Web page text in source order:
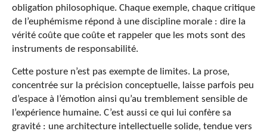
obligation philosophique. Chaque exemple, chaque critique
de l’euphémisme répond à une discipline morale : dire la
vérité coûte que coûte et rappeler que les mots sont des
instruments de responsabilité.
Cette posture n’est pas exempte de limites. La prose,
concentrée sur la précision conceptuelle, laisse parfois peu
d’espace à l’émotion ainsi qu’au tremblement sensible de
l’expérience humaine. C’est aussi ce qui lui confère sa
gravité : une architecture intellectuelle solide, tendue vers